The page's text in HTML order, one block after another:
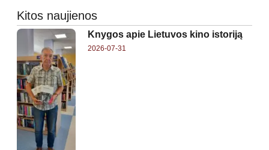
Kitos naujienos
Knygos apie Lietuvos kino istoriją
2026-07-31